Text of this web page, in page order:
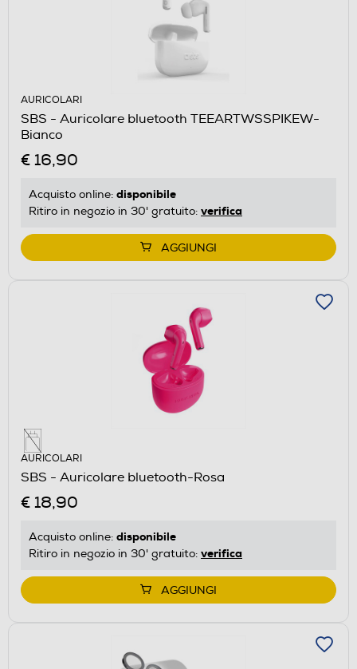
AURICOLARI
SBS - Auricolare bluetooth TEEARTWSSPIKEW-
Bianco
€ 16,90
Acquisto online: disponibile
Ritiro in negozio in 30' gratuito: verifica
AGGIUNGI
AURICOLARI
SBS - Auricolare bluetooth-Rosa
€ 18,90
Acquisto online: disponibile
Ritiro in negozio in 30' gratuito: verifica
AGGIUNGI